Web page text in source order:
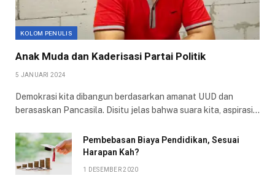
KOLOM PENULIS
Anak Muda dan Kaderisasi Partai Politik
5 JANUARI 2024
Demokrasi kita dibangun berdasarkan amanat UUD dan
berasaskan Pancasila. Disitu jelas bahwa suara kita, aspirasi…
Pembebasan Biaya Pendidikan, Sesuai
Harapan Kah?
1 DESEMBER 2020